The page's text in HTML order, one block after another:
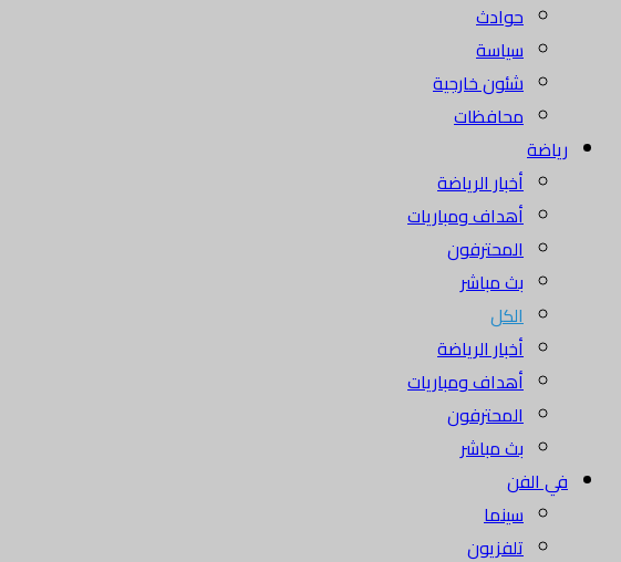
حوادث
سياسة
شئون خارجية
محافظات
رياضة
أخبار الرياضة
أهداف ومباريات
المحترفون
بث مباشر
الكل
أخبار الرياضة
أهداف ومباريات
المحترفون
بث مباشر
في الفن
سينما
تلفزيون